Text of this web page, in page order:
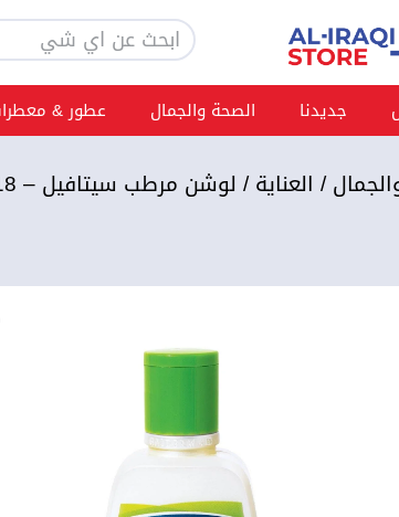
Search
جديدنا الصحة والجمال عطور &
/ العناية
/ لوشن